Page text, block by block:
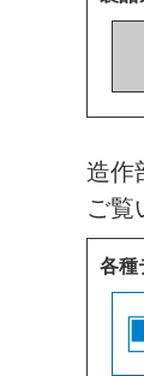
造作
ご覧
各種